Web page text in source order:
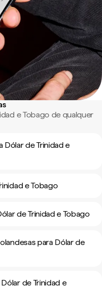
e Tobago de qualquer
Dólar de Trinidad e
e Tobago
de Trinidad e Tobago
para Dólar de
de Trinidad e